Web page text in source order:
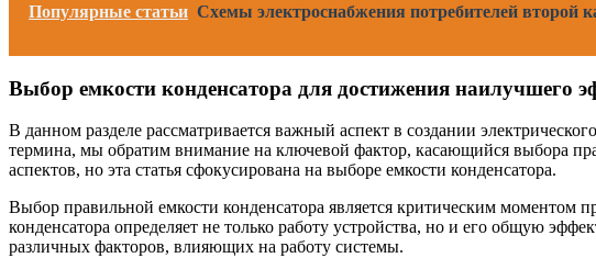
Популярные статьи Схемы электроснабжения потребителей второй
Выбор емкости конденсатора для достижения наилучшего
В данном разделе рассматривается важный аспект в создании
термина, мы обратим внимание на ключевой фактор, касающийся выбора
аспектов, но эта статья сфокусирована на выборе емкости конденсатора.
Выбор правильной емкости конденсатора является критическим моментом
конденсатора определяет не только работу устройства, но и его общую
различных факторов, влияющих на работу системы.